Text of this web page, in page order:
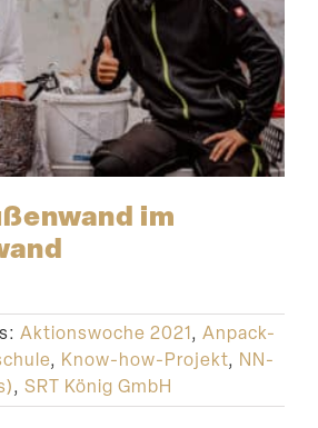
im
Aktionswoche 2021, Anpack-
, Know-how-Projekt, NN-
, SRT König GmbH